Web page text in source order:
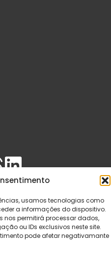
usamos tecnologias como
a informações do dispositivo.
nos permitirá processar dados,
ou IDs exclusivos neste site.
pode afetar negativamante
Emergência. Todos os